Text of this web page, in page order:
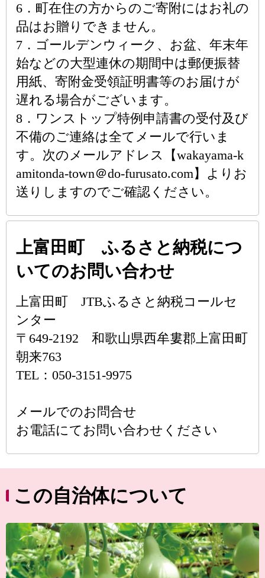
6．町在住の方からのご寄附にはお礼の
品はお贈りできません。
7．ゴールデンウィーク、お盆、年末年
始などの大型連休の期間中は郵便振替
用紙、寄附金受領証明書等のお届けが
遅れる場合がございます。
8．ワンストップ特例申請書の受付及び
不備のご連絡は全てメールで行いま
す。次のメールアドレス【wakayama-k
amitonda-town＠do-furusato.com】よりお
送りしますのでご確認ください。
上富田町 ふるさと納税につ
いてのお問い合わせ
上富田町 JTBふるさと納税コールセ
ンター
〒649-2192 和歌山県西牟婁郡上富田町
朝来763
TEL：050-3151-9975
メールでのお問合せ
お電話にてお問い合わせください
この自治体について